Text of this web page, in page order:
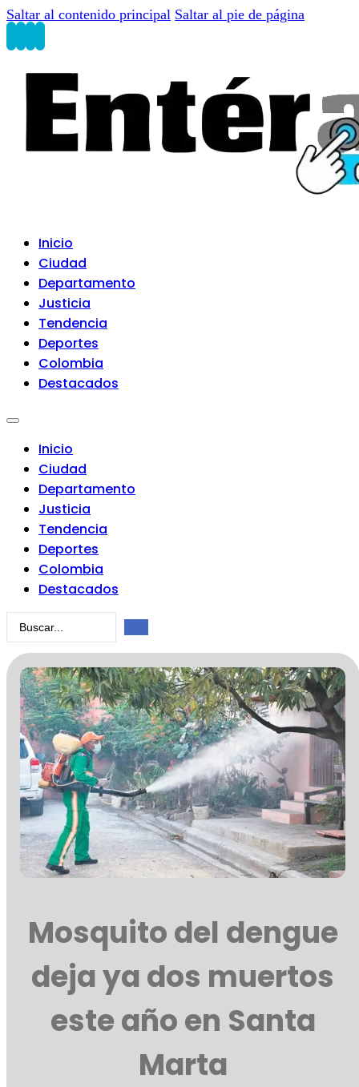
Saltar al contenido principal Saltar al pie de página
Inicio
Ciudad
Departamento
Justicia
Tendencia
Deportes
Colombia
Destacados
Inicio
Ciudad
Departamento
Justicia
Tendencia
Deportes
Colombia
Destacados
Search
Mosquito del dengue
deja ya dos muertos
este año en Santa
Marta